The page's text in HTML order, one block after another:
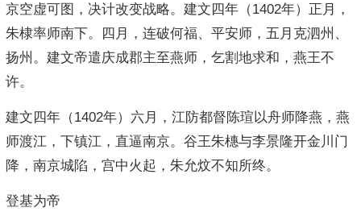
京空虚可图，决计改变战略。建文四年（1402年）正月，
朱棣率师南下。四月，连破何福、平安师，五月克泗州、
扬州。建文帝遣庆成郡主至燕师，乞割地求和，燕王不
许。
建文四年（1402年）六月，江防都督陈瑄以舟师降燕，燕
师渡江，下镇江，直逼南京。谷王朱橞与李景隆开金川门
降，南京城陷，宫中火起，朱允炆不知所终。
登基为帝